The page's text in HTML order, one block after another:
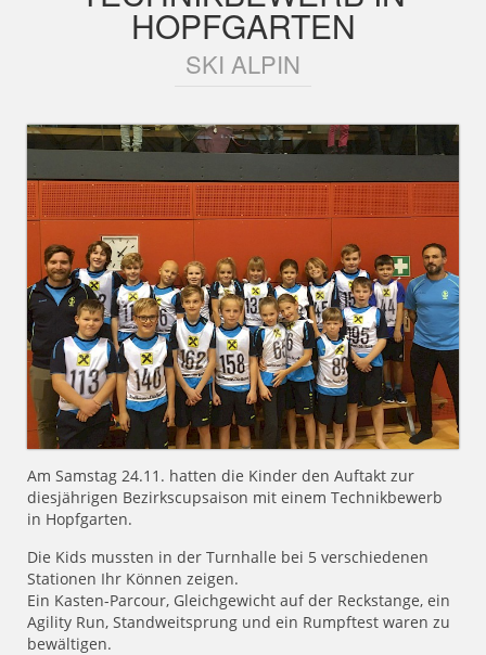
HOPFGARTEN
SKI ALPIN
Am Samstag 24.11. hatten die Kinder den Auftakt zur
diesjährigen Bezirkscupsaison mit einem Technikbewerb
in Hopfgarten.
Die Kids mussten in der Turnhalle bei 5 verschiedenen
Stationen Ihr Können zeigen.
Ein Kasten-Parcour, Gleichgewicht auf der Reckstange, ein
Agility Run, Standweitsprung und ein Rumpftest waren zu
bewältigen.